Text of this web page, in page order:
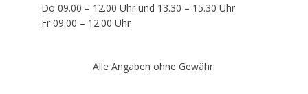
Do 09.00 – 12.00 Uhr und 13.30 – 15.30 Uhr
Fr 09.00 – 12.00 Uhr
Alle Angaben ohne Gewähr.